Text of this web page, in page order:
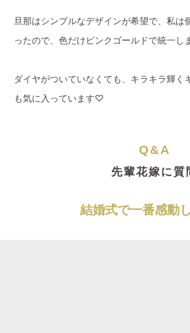
旦那はシンプルなデザインが希望で、私は
ったので、色だけピンクゴールドで統一し
ダイヤがついていなくても、キラキラ輝く
も気に入っています♡
Q&A
先輩花嫁に質
結婚式で一番感動